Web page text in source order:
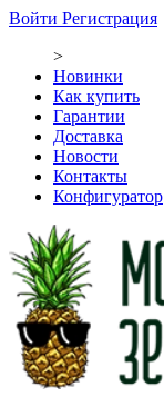
Войти Регистрация
>
Новинки
Как купить
Гарантии
Доставка
Новости
Контакты
Конфигуратор